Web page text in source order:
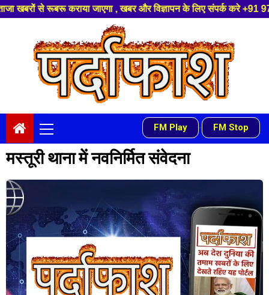
जाएगा , खबर और विज्ञापन के लिए संपर्क करे +91 97541 60816
Menu
FM Play - FM Stop
मस्तूरी थाना में नवनिर्मित संवेदना